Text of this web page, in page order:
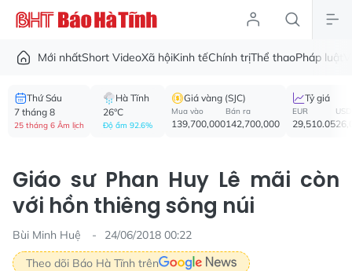
Mới nhấtShort VideoXã hộiKinh tếChính trịThể thaoPháp luật
Thứ Sáu
7 tháng 8
25 tháng 6 Âm lịch
Hà Tĩnh
26°C
Độ ẩm 92.6%
Giá vàng (SJC)
Mua vào
139,700,000
Bán ra
142,700,000
Tỷ giá
EUR
29,510.05
USD
Giáo sư Phan Huy Lê mãi còn
với hồn thiêng sông núi
Bùi Minh Huệ
24/06/2018 00:22
Theo dõi Báo Hà Tĩnh trên